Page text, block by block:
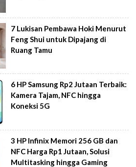
7 Lukisan Pembawa Hoki Menurut
Feng Shui untuk Dipajang di
Ruang Tamu
6 HP Samsung Rp2 Jutaan Terbaik:
Kamera Tajam, NFC hingga
Koneksi 5G
3 HP Infinix Memori 256 GB dan
NFC Harga Rp1 Jutaan, Solusi
Multitasking hingga Gaming